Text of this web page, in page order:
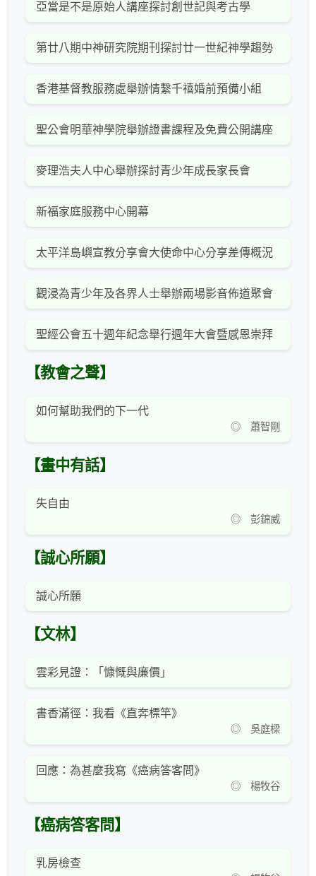
亞當是不是原始人講座探討創世記與考古學
第廿八期中神研究院期刊探討廿一世紀神學趨勢
香港基督教服務處舉辦情繫千禧婚前預備小組
聖公會明華神學院舉辦證書課程及免費公開講座
麥理浩夫人中心舉辦探討青少年成長家長會
新福家庭服務中心開幕
太平洋島嶼宣教分享會大使命中心分享差傳概況
觀浸為青少年及各界人士舉辦兩場影音佈道聚會
聖經公會五十週年紀念舉行週年大會暨感恩崇拜
【教會之聲】
如何幫助我們的下一代
◎ 蕭智剛
【畫中有話】
失自由
◎ 彭錦威
【誠心所願】
誠心所願
【文林】
雲彩見證：「慷慨與廉價」
書香滿徑：我看《直奔標竿》
◎ 吳庭樑
回應：為甚麼我寫《癌病答客問》
◎ 楊牧谷
【癌病答客問】
乳房檢查